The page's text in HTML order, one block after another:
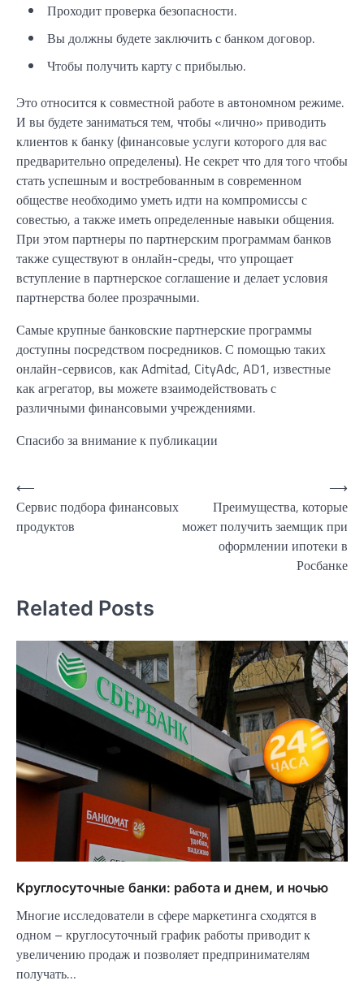
Проходит проверка безопасности.
Вы должны будете заключить с банком договор.
Чтобы получить карту с прибылью.
Это относится к совместной работе в автономном режиме.
И вы будете заниматься тем, чтобы «лично» приводить
клиентов к банку (финансовые услуги которого для вас
предварительно определены). Не секрет что для того чтобы
стать успешным и востребованным в современном
обществе необходимо уметь идти на компромиссы с
совестью, а также иметь определенные навыки общения.
При этом партнеры по партнерским программам банков
также существуют в онлайн-среды, что упрощает
вступление в партнерское соглашение и делает условия
партнерства более прозрачными.
Самые крупные банковские партнерские программы
доступны посредством посредников. С помощью таких
онлайн-сервисов, как Admitad, CityAdс, AD1, известные
как агрегатор, вы можете взаимодействовать с
различными финансовыми учреждениями.
Спасибо за внимание к публикации
Навигация
по
записям
⟵
Сервис подбора финансовых
продуктов
Преимущества, которые
может получить заемщик при
оформлении ипотеки в
Росбанке
⟶
Related Posts
Круглосуточные банки: работа и днем, и ночью
Многие исследователи в сфере маркетинга сходятся в
одном – круглосуточный график работы приводит к
увеличению продаж и позволяет предпринимателям
получать…